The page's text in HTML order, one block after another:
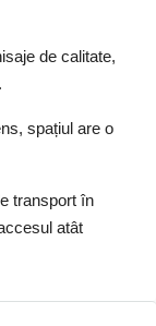
de calitate,
spațiul are o
transport în
atât